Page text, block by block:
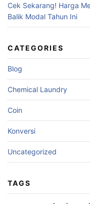
Cek Sekarang! Harga
Balik Modal Tahun Ini
CATEGORIES
Blog
Chemical Laundry
Coin
Konversi
Uncategorized
TAGS